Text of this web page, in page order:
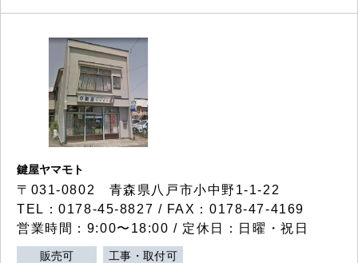
鍵屋ヤマモト
〒031-0802 青森県八戸市小中野1-1-22
TEL：0178-45-8827 / FAX：0178-47-4169
営業時間：9:00〜18:00 / 定休日：日曜・祝日
販売可 工事・取付可